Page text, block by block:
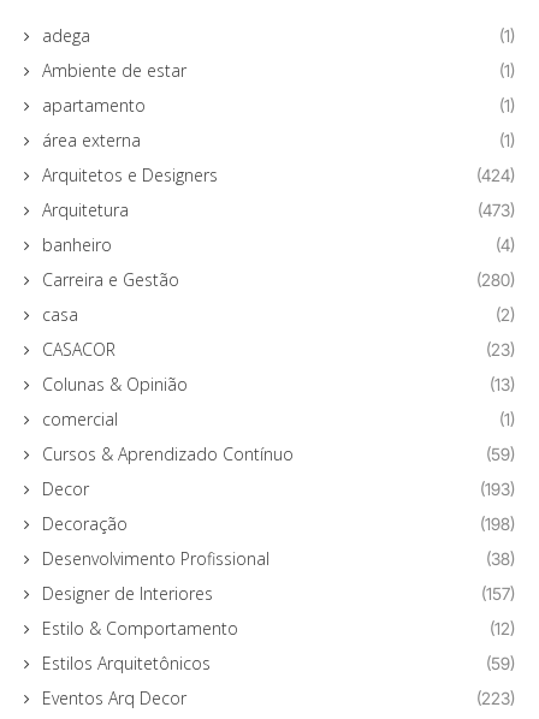
adega (1)
Ambiente de estar (1)
apartamento (1)
área externa (1)
Arquitetos e Designers (424)
Arquitetura (473)
banheiro (4)
Carreira e Gestão (280)
casa (2)
CASACOR (23)
Colunas & Opinião (13)
comercial (1)
Cursos & Aprendizado Contínuo (59)
Decor (193)
Decoração (198)
Desenvolvimento Profissional (38)
Designer de Interiores (157)
Estilo & Comportamento (12)
Estilos Arquitetônicos (59)
Eventos Arq Decor (223)